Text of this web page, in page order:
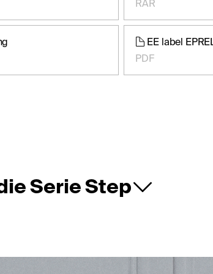
RAR
EE label EPREL
PDF
Serie Step